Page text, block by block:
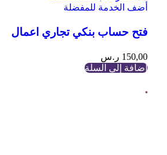
أضف الخدمة للمفضلة
فتح حساب بنكي تجاري اعمال
150,00 ر.س
إضافة إلى السلة